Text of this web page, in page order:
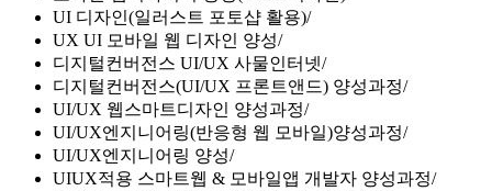
UI 디자인(일러스트 포토샵 활용)
UX UI 모바일 웹 디자인 양성
디지털컨버전스 UI/UX 사물인터넷
디지털컨버전스(UI/UX 프론트앤드) 양성과정
UI/UX 웹스마트디자인 양성과정
UI/UX엔지니어링(반응형 웹 모바일)양성과정
UI/UX엔지니어링 양성
UIUX적용 스마트웹 & 모바일앱 개발자 양성과정